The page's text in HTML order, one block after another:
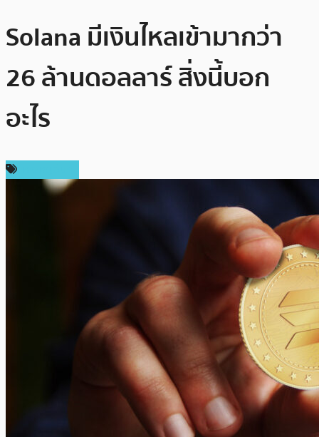
Solana มีเงินไหลเข้ามากว่า
26 ล้านดอลลาร์ สิ่งนี้บอก
อะไร